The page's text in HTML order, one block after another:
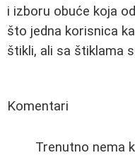
i izboru obuće koja
što jedna korisnica
štikli, ali sa štiklama
Komentari
Trenutno nema